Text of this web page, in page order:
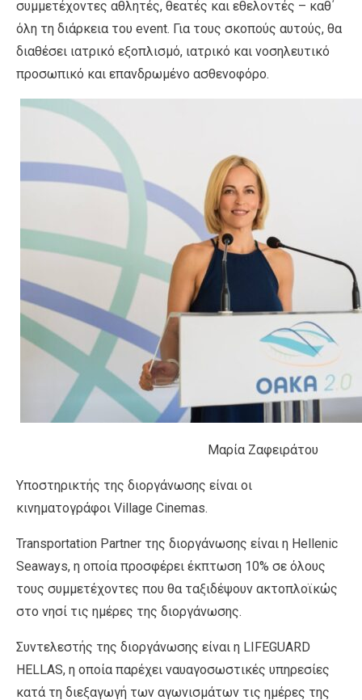
συμμετέχοντες αθλητές, θεατές και εθελοντές – καθ΄
όλη τη διάρκεια του event. Για τους σκοπούς αυτούς, θα
διαθέσει ιατρικό εξοπλισμό, ιατρικό και νοσηλευτικό
προσωπικό και επανδρωμένο ασθενοφόρο.
Μαρία Ζαφειράτου
Υποστηρικτής της διοργάνωσης είναι οι
κινηματογράφοι Village Cinemas.
Transportation Partner της διοργάνωσης είναι η Hellenic
Seaways, η οποία προσφέρει έκπτωση 10% σε όλους
τους συμμετέχοντες που θα ταξιδέψουν ακτοπλοϊκώς
στο νησί τις ημέρες της διοργάνωσης.
Συντελεστής της διοργάνωσης είναι η LIFEGUARD
HELLAS, η οποία παρέχει ναυαγοσωστικές υπηρεσίες
κατά τη διεξαγωγή των αγωνισμάτων τις ημέρες της